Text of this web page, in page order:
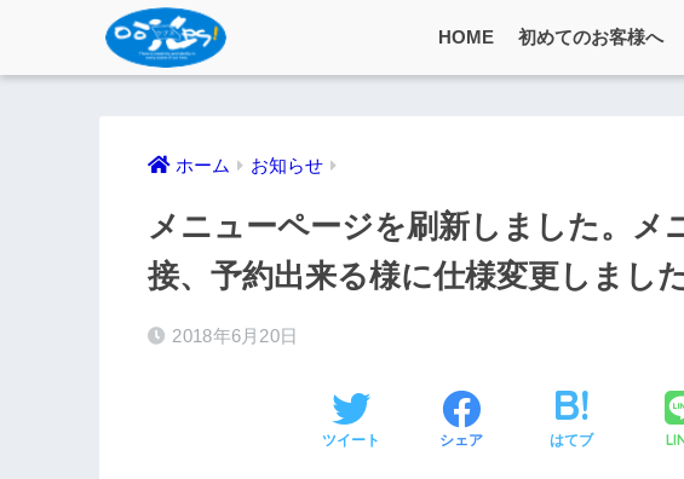
HOME 初めてのお客様へ
ホーム お知らせ
メニューページを刷新しました。メ
接、予約出来る様に仕様変更しました
2018年6月20日
ツイート シェア はてブ